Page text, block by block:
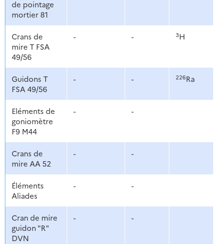
de pointage
mortier 81
Crans de
mire T FSA
49/56
- - 3H
Guidons T
FSA 49/56
- - 226Ra
Eléments de
goniomètre
F9 M44
- -
Crans de
mire AA 52
- -
Éléments
Aliades
- -
Cran de mire
guidon "R"
DVN
- -